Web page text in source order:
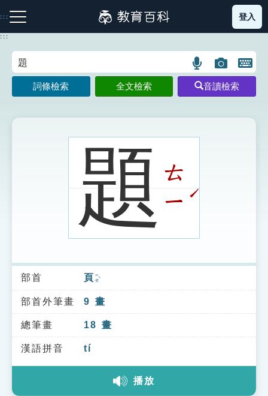
到
主
:::
注音索引圖示 筆畫索引圖示 部首索引表圖示
索引選單
知識索引
單字索引
生命大百科索引
登入
:::
語
言
搜
示
圖
片
搜
開
鍵
圖
詞條檢索 全文檢索 音讀檢索
題ㄊ
ㄧˊ
部首 頁 ㄧㄝˋ
部首外筆畫 9 畫
總筆畫 18 畫
漢語拼音 tí
播放